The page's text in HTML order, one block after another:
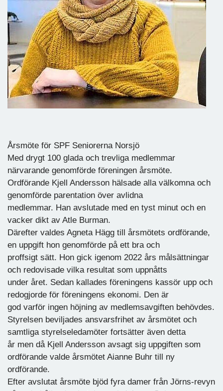
Årsmöte för SPF Seniorerna Norsjö
Med drygt 100 glada och trevliga medlemmar
närvarande genomförde föreningen årsmöte.
Ordförande Kjell Andersson hälsade alla välkomna och
genomförde parentation över avlidna
medlemmar. Han avslutade med en tyst minut och en
vacker dikt av Atle Burman.
Därefter valdes Agneta Hägg till årsmötets ordförande,
en uppgift hon genomförde på ett bra och
proffsigt sätt. Hon gick igenom 2022 års målsättningar
och redovisade vilka resultat som uppnåtts
under året. Sedan kallades föreningens kassör upp och
redogjorde för föreningens ekonomi. Den är
god varför ingen höjning av medlemsavgiften behövdes.
Styrelsen beviljades ansvarsfrihet av årsmötet och
samtliga styrelseledamöter fortsätter även detta
år men då Kjell Andersson avsagt sig uppgiften som
ordförande valde årsmötet Aianne Buhr till ny
ordförande.
Efter avslutat årsmöte bjöd fyra damer från Jörns-revyn